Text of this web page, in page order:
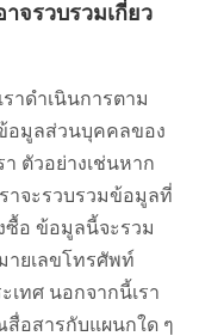
จรวบรวมเกี่ยว
าดำเนินการตาม
อมูลส่วนบุคคลของ
ตัวอย่างเช่นหาก
าจะรวบรวมข้อมูลที่
ซื้อ ข้อมูลนี้จะรวม
ยเลขโทรศัพท์
ทศ นอกจากนี้เรา
อสารกับแผนกใด ๆ